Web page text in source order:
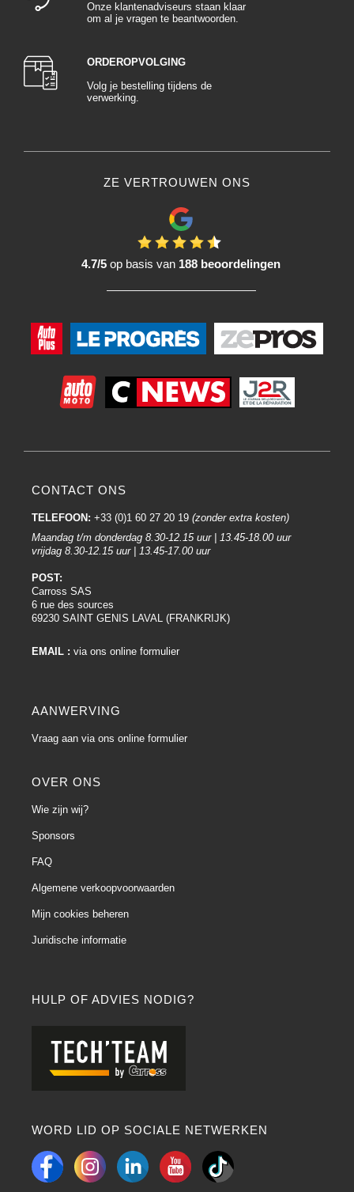
Onze klantenadviseurs staan klaar
om al je vragen te beantwoorden.
ORDEROPVOLGING
Volg je bestelling tijdens de
verwerking.
ZE VERTROUWEN ONS
4.7/5 op basis van 188 beoordelingen
HULP OF ADVIES NODIG?
WORD LID OP SOCIALE NETWERKEN
CONTACT ONS
TELEFOON: +33 (0)1 60 27 20 19 (zonder extra kosten)
Maandag t/m donderdag 8.30-12.15 uur | 13.45-18.00 uur
vrijdag 8.30-12.15 uur | 13.45-17.00 uur
POST:
Carross SAS
6 rue des sources
69230 SAINT GENIS LAVAL (FRANKRIJK)
EMAIL : via ons online formulier
AANWERVING
Vraag aan via ons online formulier
OVER ONS
Wie zijn wij?
Sponsors
FAQ
Algemene verkoopvoorwaarden
Mijn cookies beheren
Juridische informatie